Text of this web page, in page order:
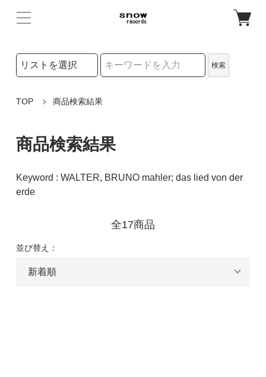
検索リストの選択
検索
TOP 商品検索結果
商品検索結果
Keyword : WALTER, BRUNO mahler; das lied von der
erde
全17商品
並び替え：